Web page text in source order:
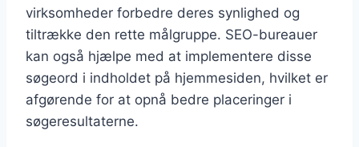
virksomheder forbedre deres synlighed og
tiltrække den rette målgruppe. SEO-bureauer
kan også hjælpe med at implementere disse
søgeord i indholdet på hjemmesiden, hvilket er
afgørende for at opnå bedre placeringer i
søgeresultaterne.